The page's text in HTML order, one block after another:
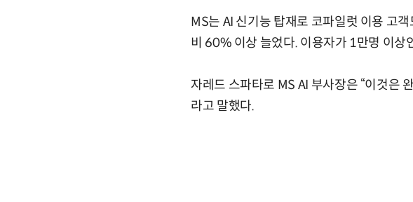
MS는 AI 신기능 탑재로 코파일럿 이용 고
비 60% 이상 늘었다. 이용자가 1만명 이상
자레드 스파타로 MS AI 부사장은 “이것은
라고 말했다.